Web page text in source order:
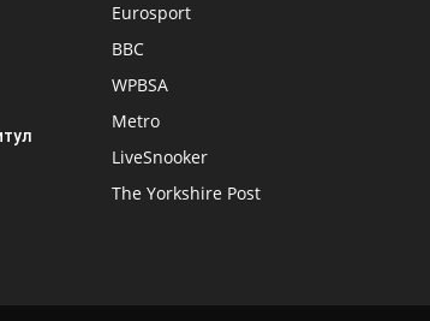
Eurosport
BBC
WPBSA
Metro
LiveSnooker
The Yorkshire Post